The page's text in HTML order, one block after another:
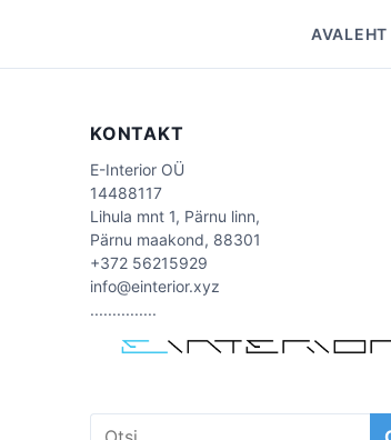
AVALEHT
KONTAKT
E-Interior OÜ
14488117
Lihula mnt 1, Pärnu linn,
Pärnu maakond, 88301
+372 56215929
info@einterior.xyz
...............